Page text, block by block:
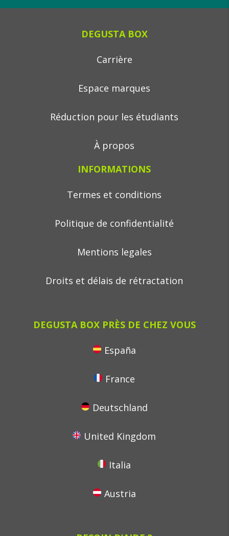
DEGUSTA BOX
Carrière
Espace marques
Réduction pour les étudiants
À propos
INFORMATIONS
Termes et conditions
Politique de confidentialité
Mentions legales
Droits et délais de rétractation
DEGUSTA BOX PRÈS DE CHEZ VOUS
España
France
Deutschland
United Kingdom
Italia
Austria